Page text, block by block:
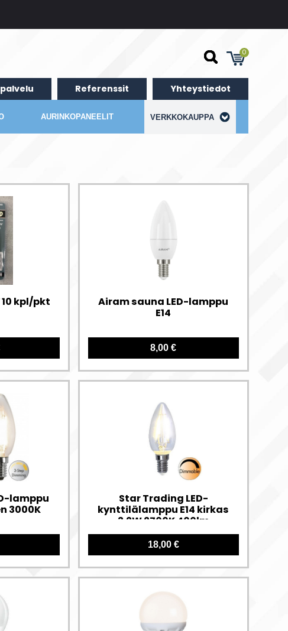
0
Referenssit Yhteystiedot
AURINKOPANEELIT VERKKOKAUPPA
10 kpl/pkt
Airam sauna LED-lamppu
E14
8,00 €
lamppu
3000K
Star Trading LED-
kynttilälamppu E14 kirkas
3.2W 2700K 400lm
himmennettävä
18,00 €